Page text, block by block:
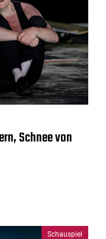
Schnee von
Schauspiel